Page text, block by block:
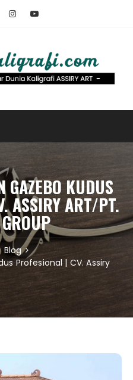
GAZEBO KUDUS
ASSIRY ART/PT.
Blog
Profesional | CV. Assiry